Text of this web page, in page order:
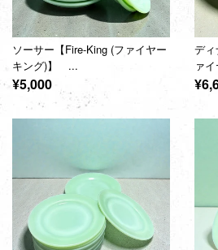
ソーサー【Fire-King (ファイヤー
キング)】 ...
通
価
¥5,000
デ
ァ
通
価